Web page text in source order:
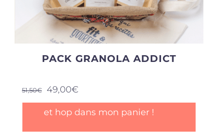
PACK GRANOLA ADDICT
51,50€
Le
initial
était :
51,50€.
49,00€Le
actuel
49,00€.
et hop dans mon panier !